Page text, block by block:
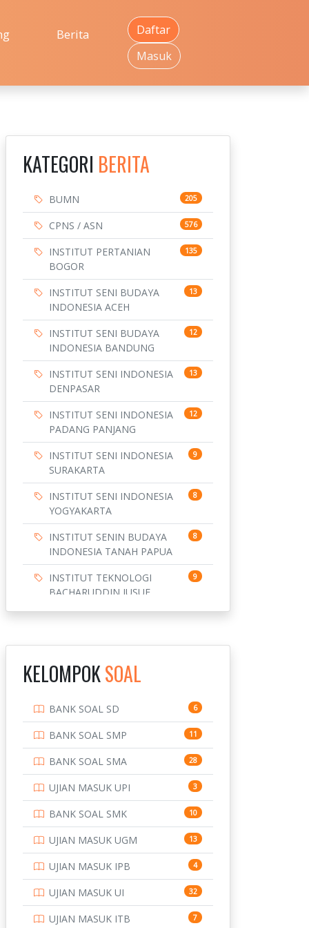
Berita
Daftar
Masuk
KATEGORI BERITA
BUMN 205
CPNS / ASN 576
INSTITUT PERTANIAN
BOGOR
135
INSTITUT SENI BUDAYA
INDONESIA ACEH
13
INSTITUT SENI BUDAYA
INDONESIA BANDUNG
12
INSTITUT SENI INDONESIA
DENPASAR
13
INSTITUT SENI INDONESIA
PADANG PANJANG
12
INSTITUT SENI INDONESIA
SURAKARTA
9
INSTITUT SENI INDONESIA
YOGYAKARTA
8
INSTITUT SENIN BUDAYA
INDONESIA TANAH PAPUA
8
INSTITUT TEKNOLOGI
BACHARUDDIN JUSUF
9
BANDUNG
INSTITUT TEKNOLOGI
INSTITUT TEKNOLOGI
SEPULUH NOVEMBER
10
INSTITUT TEKNOLOGI
SUMATERA
9
IPDN / STPDN 148
PENDIDIKAN 943
PERBANKAN 3
POLRI 169
POLTEK SSN 7
4
KELOMPOKSOAL
BANK SOAL SD 6
BANK SOAL SMP 11
BANK SOAL SMA 28
UJIAN MASUK UPI 3
BANK SOAL SMK 10
UJIAN MASUK UGM 13
UJIAN MASUK IPB 4
UJIAN MASUK UI 32
UJIAN MASUK ITB 7